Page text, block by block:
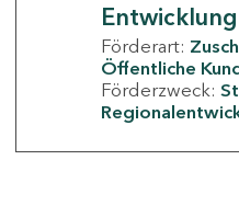
Entwicklung
Förderart:
Öffentliche
Förderzweck: